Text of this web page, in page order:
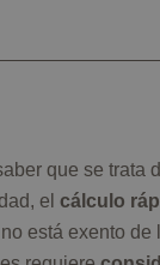
que se trata
el cálculo
está exento de